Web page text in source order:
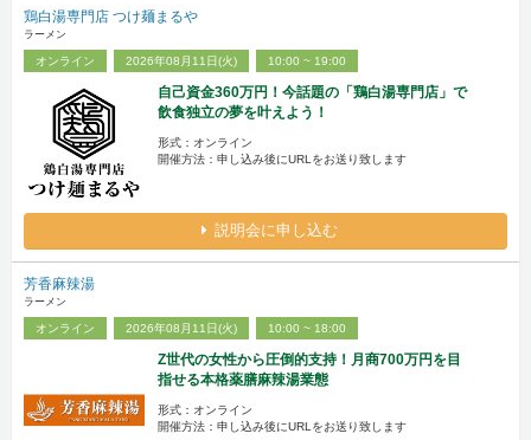
鶏白湯専門店 つけ麺まるや
ラーメン
オンライン 2026年08月11日(火) 10:00 ~ 19:00
自己資金360万円！今話題の「鶏白湯専門店」で
飲食独立の夢を叶えよう！
形式：オンライン
開催方法：申し込み後にURLをお送り致します
説明会に申し込む
芳香麻辣湯
ラーメン
オンライン 2026年08月11日(火) 10:00 ~ 18:00
Z世代の女性から圧倒的支持！月商700万円を目
指せる本格薬膳麻辣湯業態
形式：オンライン
開催方法：申し込み後にURLをお送り致します